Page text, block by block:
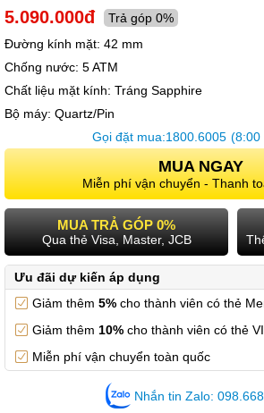
5.090.000đ
Trả góp 0%
Đường kính mặt: 42 mm
Chống nước: 5 ATM
Chất liệu mặt kính: Tráng Sapphire
Bộ máy: Quartz/Pin
Gọi đặt mua:1800.6005 (8:00
MUA NGAY
Miễn phí vận chuyển - Thanh
MUA TRẢ GÓP 0%
Qua thẻ Visa, Master, JCB
Ưu đãi dự kiến áp dụng
Giảm thêm 5% cho thành viên có thẻ
Giảm thêm 10% cho thành viên có thẻ
Miễn phí vận chuyển toàn quốc
Nhắn tin Zalo: